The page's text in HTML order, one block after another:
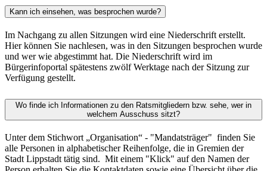
Kann ich einsehen, was besprochen wurde?
Im Nachgang zu allen Sitzungen wird eine Niederschrift erstellt.
Hier können Sie nachlesen, was in den Sitzungen besprochen wurde
und wer wie abgestimmt hat. Die Niederschrift wird im
Bürgerinfoportal spätestens zwölf Werktage nach der Sitzung zur
Verfügung gestellt.
Wo finde ich Informationen zu den Ratsmitgliedern bzw. sehe, wer in
welchem Ausschuss sitzt?
Unter dem Stichwort „Organisation“ - "Mandatsträger" finden Sie
alle Personen in alphabetischer Reihenfolge, die in Gremien der
Stadt Lippstadt tätig sind. Mit einem "Klick" auf den Namen der